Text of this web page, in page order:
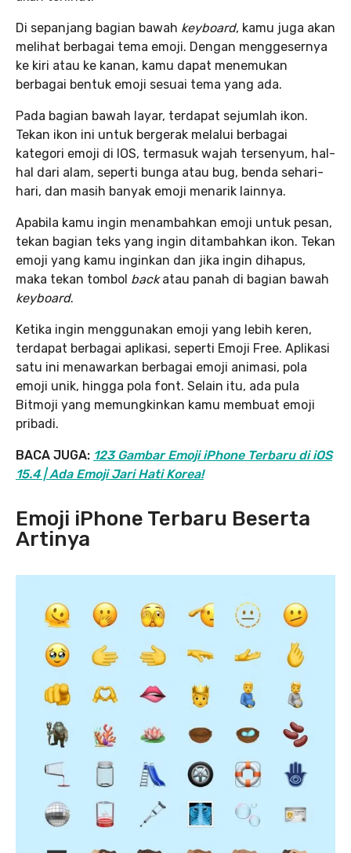
Di sepanjang bagian bawah keyboard, kamu juga akan
melihat berbagai tema emoji. Dengan menggesernya
ke kiri atau ke kanan, kamu dapat menemukan
berbagai bentuk emoji sesuai tema yang ada.
Pada bagian bawah layar, terdapat sejumlah ikon.
Tekan ikon ini untuk bergerak melalui berbagai
kategori emoji di IOS, termasuk wajah tersenyum, hal-
hal dari alam, seperti bunga atau bug, benda sehari-
hari, dan masih banyak emoji menarik lainnya.
Apabila kamu ingin menambahkan emoji untuk pesan,
tekan bagian teks yang ingin ditambahkan ikon. Tekan
emoji yang kamu inginkan dan jika ingin dihapus,
maka tekan tombol backatau panah di bagian bawah
keyboard.
Ketika ingin menggunakan emoji yang lebih keren,
terdapat berbagai aplikasi, seperti Emoji Free. Aplikasi
satu ini menawarkan berbagai emoji animasi, pola
emoji unik, hingga pola font. Selain itu, ada pula
Bitmoji yang memungkinkan kamu membuat emoji
pribadi.
BACA JUGA: 123 Gambar Emoji iPhone Terbaru di iOS
15.4 | Ada Emoji Jari Hati Korea!
Emoji iPhone Terbaru Beserta
Artinya